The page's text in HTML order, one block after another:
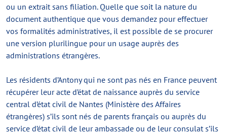
ou un extrait sans filiation. Quelle que soit la nature du
document authentique que vous demandez pour effectuer
vos formalités administratives, il est possible de se procurer
une version plurilingue pour un usage auprès des
administrations étrangères.
Les résidents d’Antony qui ne sont pas nés en France peuvent
récupérer leur acte d’état de naissance auprès du service
central d’état civil de Nantes (Ministère des Affaires
étrangères) s’ils sont nés de parents français ou auprès du
service d’état civil de leur ambassade ou de leur consulat s’ils